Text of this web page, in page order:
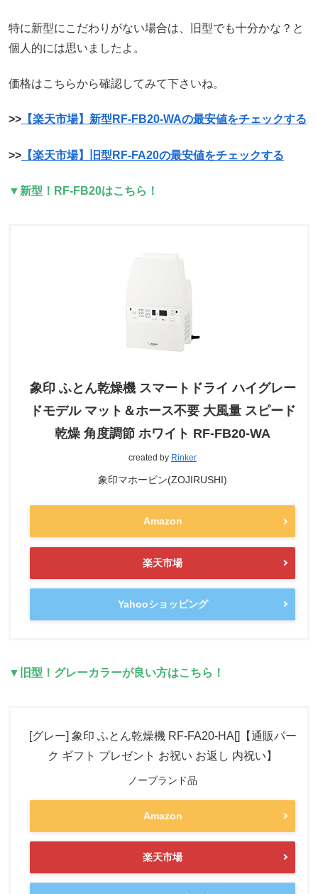
特に新型にこだわりがない場合は、旧型でも十分かな？と
個人的には思いましたよ。
価格はこちらから確認してみて下さいね。
>> 【楽天市場】 新型 RF-FB20-WAの最安値をチェックする
>> 【楽天市場】旧型RF-FA20の最安値をチェックする
▼新型！RF-FB20はこちら！
象印 ふとん乾燥機 スマートドライ ハイグレー
ドモデル マット＆ホース不要 大風量 スピード
乾燥 角度調節 ホワイト RF-FB20-WA
created by Rinker
象印マホービン(ZOJIRUSHI)
Amazon
楽天市場
Yahooショッピング
▼旧型！グレーカラーが良い方はこちら！
[グレー] 象印 ふとん乾燥機 RF-FA20-HA[]【通販パー
ク ギフト プレゼント お祝い お返し 内祝い】
ノーブランド品
Amazon
楽天市場